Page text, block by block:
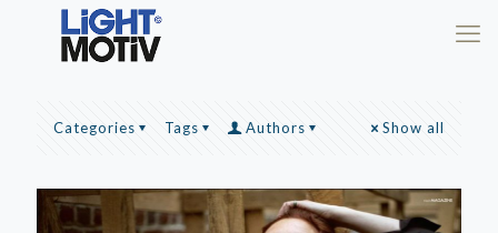
Categories Tags Authors Show all